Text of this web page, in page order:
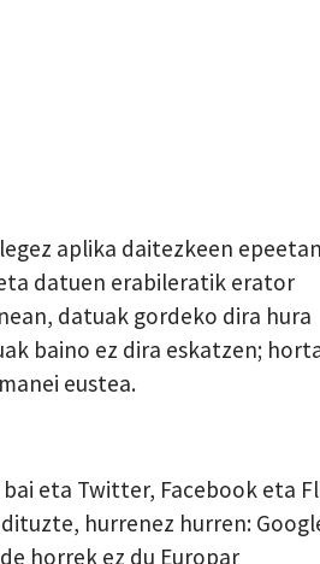
aplika daitezkeen
datuen erabileratik erator
datuak gordeko dira hura
baino ez dira eskatzen;
eustea.
eta Twitter, Facebook eta
hurrenez hurren:
horrek ez du Europar